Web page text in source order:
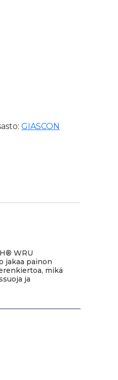
42 (POISTUVA) määrä
GIASCON
WRU
jakaa painon
mikä
ja